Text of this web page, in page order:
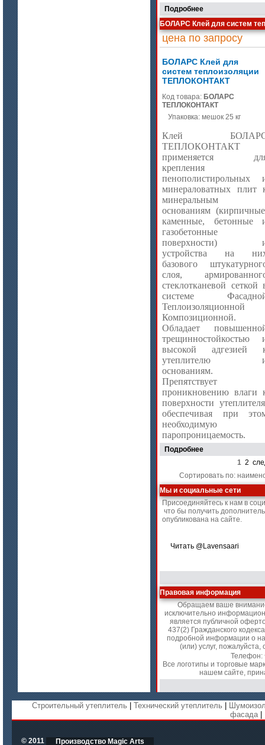
Подробнее
БОЛАРС Клей для систем
цена по запросу
БОЛАРС Клей для
систем теплоизоляции
ТЕПЛОКОНТАКТ
Код товара: БОЛАРС
ТЕПЛОКОНТАКТ
Упаковка: мешок 25 кг
Клей
ТЕПЛОКОНТАКТ
применяется
крепления
пенополистирольных
минераловатных плит
минеральным
основаниям
каменные, бетонные
газобетонные
поверхности)
устройства на
базового
слоя,
стеклотканевой сеткой
системе
Теплоизоляционной
Композиционной.
Обладает
трещинностойкостью
высокой адгезией
утеплителю
основаниям.
Препятствует
проникновению влаги
поверхности
обеспечивая при
необходимую
паропроницаемость.
Подробнее
1 2
Сортировать по:
Мы и социальные сети
Присоединяйтесь к нам в
что бы получить
опубликована на сайте.
Читать @Lavensaari
Правовая информация
Обращаем ваше
исключительно
является публичной
437(2) Гражданского
подробной информации о
(или) услуг,
Телефон:
Все логотипы и торговые
нашем сайте,
Строительный утеплитель Технический утеплитель
фасада|
© 2011 Производство Magic Arts